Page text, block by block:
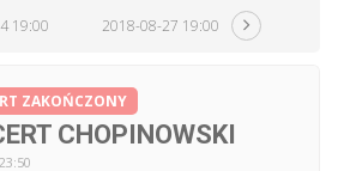
19:00 2018-08-27 19:00
ZAKOŃCZONY
CHOPINOWSKI